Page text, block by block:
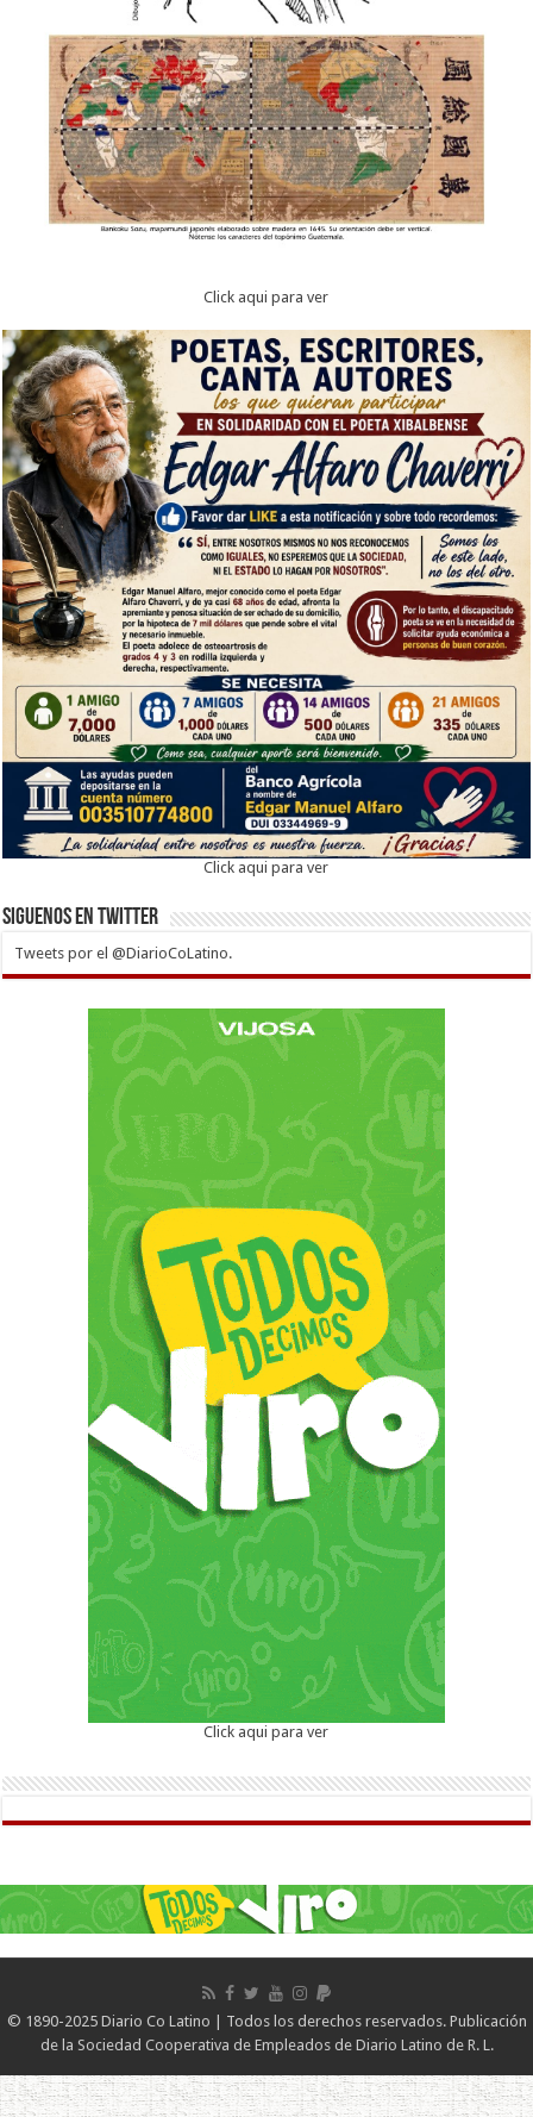
Click aqui para ver
Click aqui para ver
Siguenos en twitter
Tweets por el @DiarioCoLatino.
Click aqui para ver
© 1890-2025 Diario Co Latino | Todos los derechos reservados. Publicación
de la Sociedad Cooperativa de Empleados de Diario Latino de R. L.